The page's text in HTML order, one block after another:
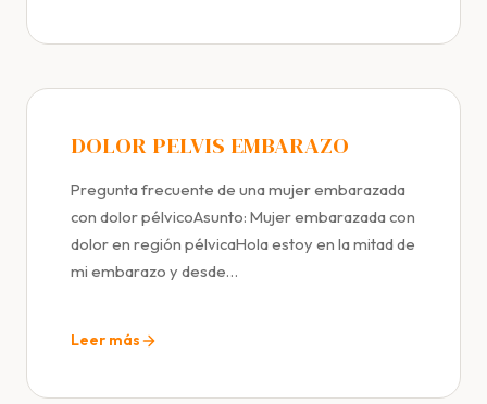
DOLOR PELVIS EMBARAZO
Pregunta frecuente de una mujer embarazada
con dolor pélvicoAsunto: Mujer embarazada con
dolor en región pélvicaHola estoy en la mitad de
mi embarazo y desde…
Leer más